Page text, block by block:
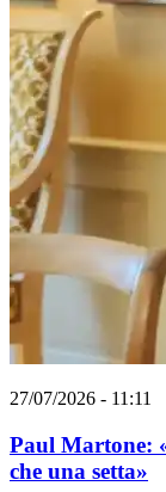
27/07/2026 - 11:11
Paul Martone:
che una setta»